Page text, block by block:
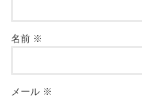
名前 ※
メール ※